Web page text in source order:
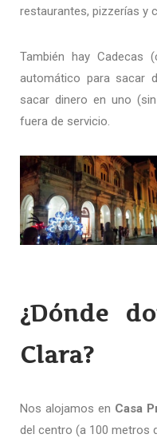
restaurantes, pizzerías y
También hay Cadecas
automático para sacar
sacar dinero en uno
fuera de servicio.
¿Dónde
Clara?
Nos alojamos en Casa
del centro (a 100 metros